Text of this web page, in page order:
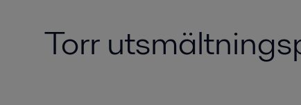
Torr